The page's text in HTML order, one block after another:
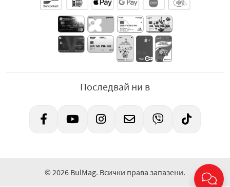
Последвай ни в
© 2026 BulMag. Всички права запазени.